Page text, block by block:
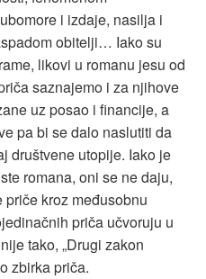
i izdaje, nasilja i
obitelji… Iako su
likovi u romanu jesu od
saznajemo i za njihove
uz posao i financije, a
pa bi se dalo naslutiti da
društvene utopije. Iako je
romana, oni se ne daju,
kroz međusobnu
priča učvoruju u
tako, „Drugi zakon
zbirka priča.